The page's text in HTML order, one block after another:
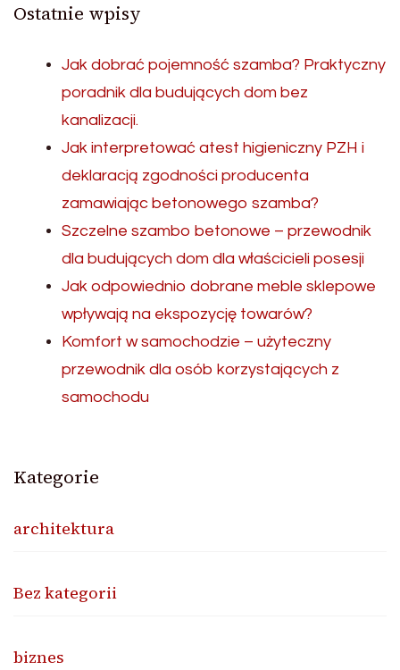
Ostatnie wpisy
Jak dobrać pojemność szamba? Praktyczny
poradnik dla budujących dom bez
kanalizacji.
Jak interpretować atest higieniczny PZH i
deklaracją zgodności producenta
zamawiając betonowego szamba?
Szczelne szambo betonowe – przewodnik
dla budujących dom dla właścicieli posesji
Jak odpowiednio dobrane meble sklepowe
wpływają na ekspozycję towarów?
Komfort w samochodzie – użyteczny
przewodnik dla osób korzystających z
samochodu
Kategorie
architektura
Bez kategorii
biznes